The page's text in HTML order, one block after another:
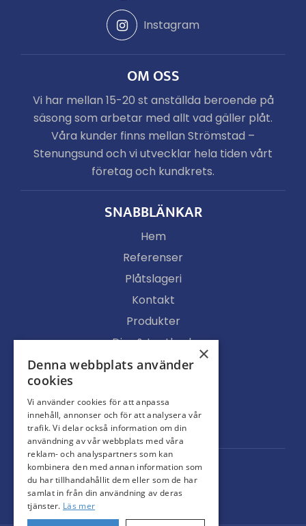
Instagram
OM OSS
Vi har mellan 15-20 st anställda beroende på
säsong som arbetar med allt vad gäller plåt.
Våra kunder finns mellan Strömstad –
Stenungsund och vi utvecklar hela tiden vårt
företag och kundkrets.
SNABBLÄNKAR
Hem
Referenser
Plåtslageri
Kontakt
Produkter
Djur & Lantbruk
Köpvillkor
Ljusgenomsläpp
Portar
×
Denna webbplats använder
cookies
Vi använder cookies för att anpassa
innehåll, annonser och för att analysera vår
trafik. Vi delar också information om din
användning av vår webbplats med våra
reklam- och analyspartners som kan
kombinera den med annan information som
du har tillhandahållit dem eller som de har
samlat in från din användning av deras
tjänster. Läs mer